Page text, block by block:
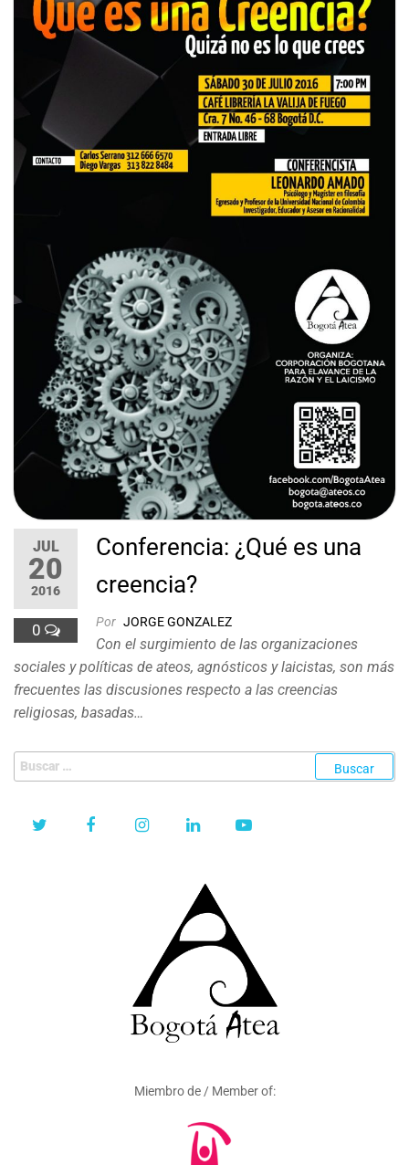
JUL
20
2016
0
Conferencia: ¿Qué es una
creencia?
Por JORGE GONZALEZ
Con el surgimiento de las organizaciones
sociales y políticas de ateos, agnósticos y laicistas, son más
frecuentes las discusiones respecto a las creencias
religiosas, basadas…
Buscar:
Miembro de / Member of: